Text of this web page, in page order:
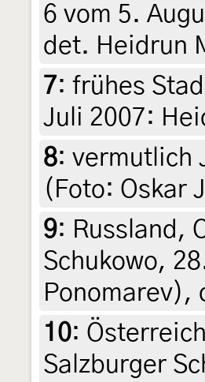
6 vom 5.
det. Heidrun
7: frühes
Juli 2007:
8: vermutlich
(Foto: Oskar
9: Russland,
Schukowo,
Ponomarev),
10:
Salzburger